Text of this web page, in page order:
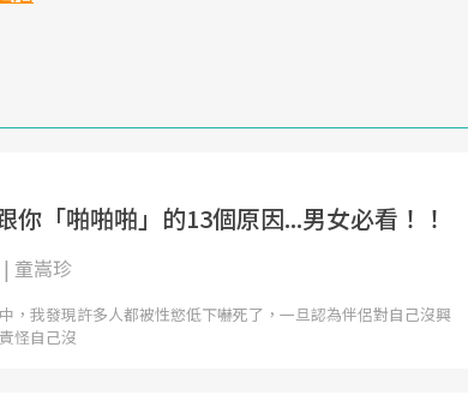
你「啪啪啪」的13個原因...男女必看！！
童嵩珍
，我發現許多人都被性慾低下嚇死了，一旦認為伴侶對自己沒興
怪自己沒